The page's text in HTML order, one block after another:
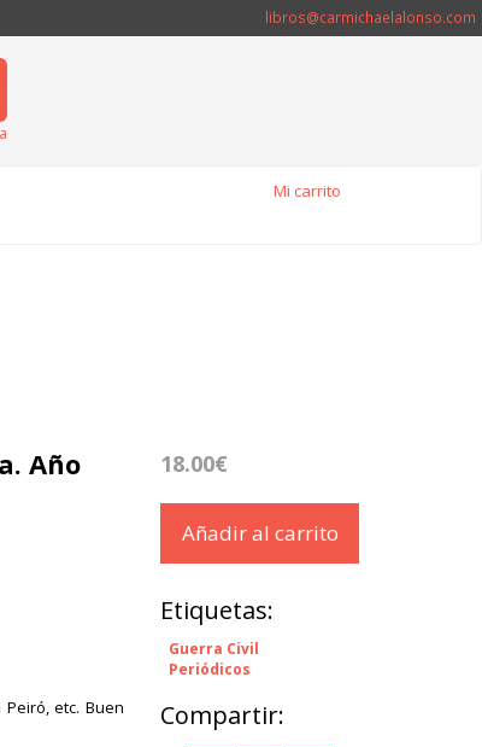
libros@carmichaelalonso.com
Mi carrito
Año
etc. Buen
18.00€
Añadir al carrito
Etiquetas:
Guerra Civil
Periódicos
Compartir: